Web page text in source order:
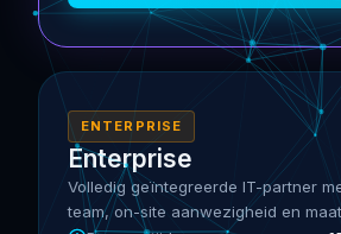
ENTERPRISE
Enterprise
Volledig geïntegreerde IT-partner
team, on-site aanwezigheid en